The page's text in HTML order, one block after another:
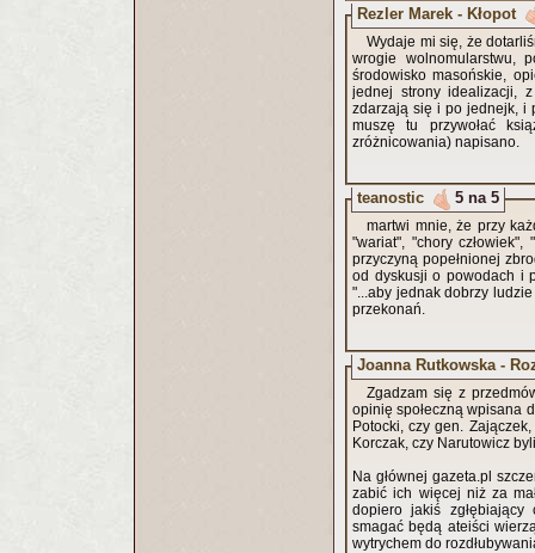
Rezler Marek - Kłopot
Wydaje mi się, że
wrogie wolnomularstwu,
środowisko masońskie,
jednej strony idealizacji,
zdarzają się i po jednejk, i
muszę tu przywołać
zróżnicowania) napisano.
teanostic 5 na 5
martwi mnie, że przy
"wariat", "chory
przyczyną popełnionej
od dyskusji o powodach i
"...aby jednak dobrzy
przekonań.
Joanna Rutkowska -
Zgadzam się z
opinię społeczną wpisana
Potocki, czy gen.
Korczak, czy Narutowicz
Na głównej gazeta.pl
zabić ich więcej niż za
dopiero jakiś zgłębiający
smagać będą ateiści
wytrychem do